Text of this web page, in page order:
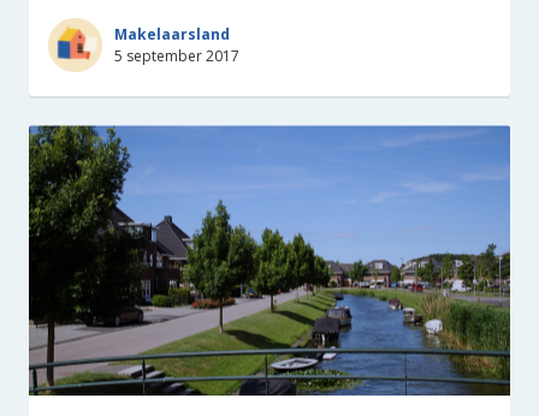
Makelaarsland
5 september 2017